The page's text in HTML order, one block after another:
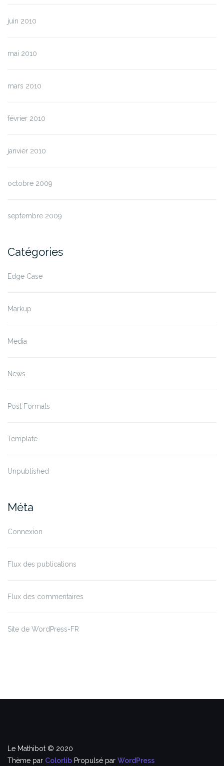
juin 2010
mai 2010
mars 2010
février 2010
janvier 2010
octobre 2009
septembre 2009
Catégories
Edge Case
Markup
Media
News
Post Formats
Template
Unpublished
Méta
Connexion
Flux des publications
Flux des commentaires
Site de WordPress-FR
Le Mathibot © 2020
Thème par Colorlib Propulsé par WordPress